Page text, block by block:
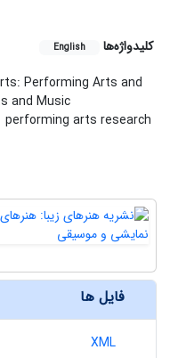
کلیدواژه‌ها English
Performing Arts and
and Music
performing arts research
فایل ها
XML